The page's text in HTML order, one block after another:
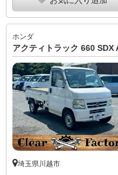
ホンダ
アクティトラック 660 SDX
埼玉県川越市